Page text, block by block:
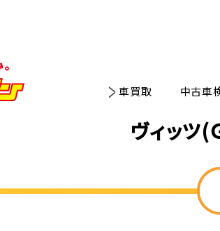
車買取 中古車
ヴィッツ